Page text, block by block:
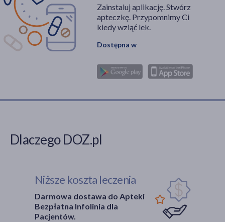
Zainstaluj aplikację. Stwórz
apteczkę. Przypomnimy Ci
kiedy wziąć lek.
Dostępna w
Dlaczego DOZ.pl
Niższe koszta leczenia
Darmowa dostawa do Apteki
Bezpłatna Infolinia dla
Pacjentów.